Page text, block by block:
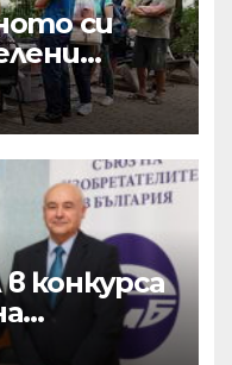
си
конкурса
от БАН